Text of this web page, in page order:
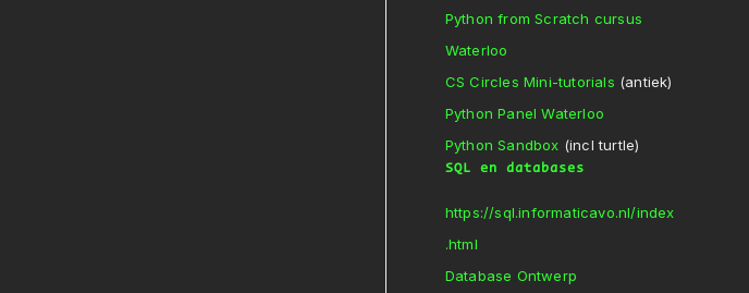
Python from Scratch cursus
Waterloo
CS Circles Mini-tutorials (antiek)
Python Panel Waterloo
Python Sandbox (incl turtle)
SQL en databases
https://sql.informaticavo.nl/index
.html
Database Ontwerp